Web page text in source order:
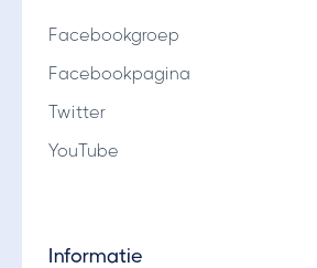
Facebookgroep
Facebookpagina
Twitter
YouTube
Informatie